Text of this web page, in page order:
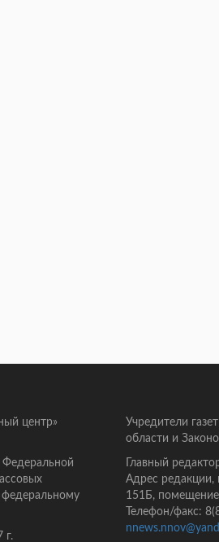
центр»
Федеральной
федеральному
г.
Учредители
области и
Главный
Адрес редакции,
151Б,
Телефон/факс: